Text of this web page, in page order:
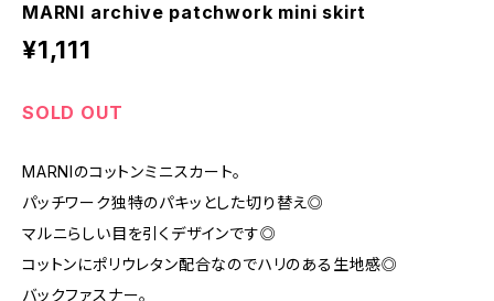
MARNI archive patchwork mini skirt
¥1,111
SOLD OUT
MARNIのコットンミニスカート。
パッチワーク独特のパキッとした切り替え◎
マルニらしい目を引くデザインです◎
コットンにポリウレタン配合なのでハリのある生地感◎
バックファスナー。